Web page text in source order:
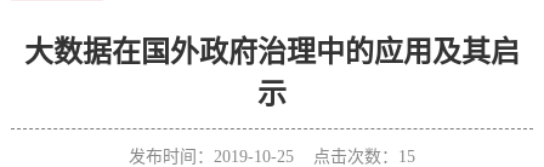
大数据在国外政府治理中的应用及其启
示
发布时间：2019-10-25 点击次数： 15